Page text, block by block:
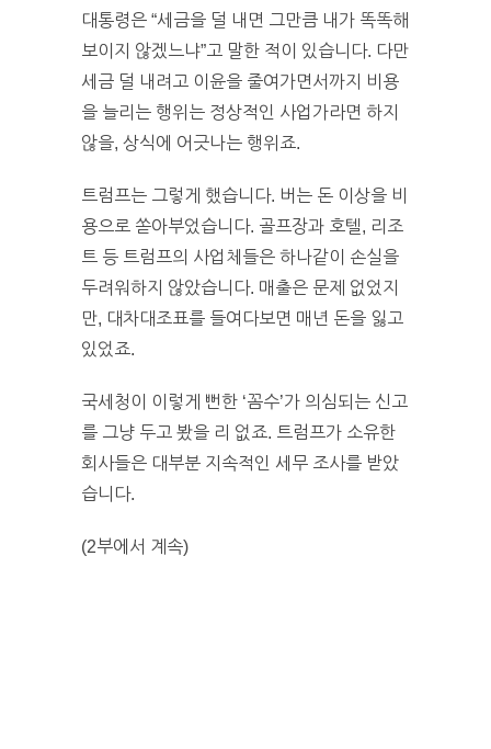
대통령은 “세금을 덜 내면 그만큼 내가 똑똑해
보이지 않겠느냐”고 말한 적이 있습니다. 다만
세금 덜 내려고 이윤을 줄여가면서까지 비용
을 늘리는 행위는 정상적인 사업가라면 하지
않을, 상식에 어긋나는 행위죠.
트럼프는 그렇게 했습니다. 버는 돈 이상을 비
용으로 쏟아부었습니다. 골프장과 호텔, 리조
트 등 트럼프의 사업체들은 하나같이 손실을
두려워하지 않았습니다. 매출은 문제 없었지
만, 대차대조표를 들여다보면 매년 돈을 잃고
있었죠.
국세청이 이렇게 뻔한 ‘꼼수’가 의심되는 신고
를 그냥 두고 봤을 리 없죠. 트럼프가 소유한
회사들은 대부분 지속적인 세무 조사를 받았
습니다.
(2부에서 계속)